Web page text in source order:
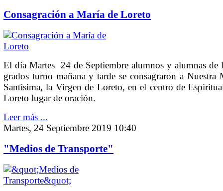
Consagración a María de Loreto
El día Martes 24 de Septiembre alumnos y alumnas de
grados turno mañana y tarde se consagraron a Nuestra
Santísima, la Virgen de Loreto, en el centro de
Loreto lugar de oración.
Leer más ...
Martes, 24 Septiembre 2019 10:40
"Medios de Transporte"